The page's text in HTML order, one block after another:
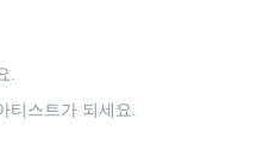
.
티스트가 되세요.